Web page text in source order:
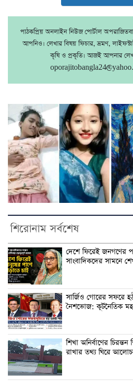
পাঠকপ্রিয় অনলাইন নিউজ পোর্টাল
আপনিও। লেখার বিষয় ফিচার, ভ্রমণ,
কৃষি ও প্রকৃতি। আজই আপনার
শিরোনাম সর্বশেষ
দেশে ফিরেই জনগণের
সাংবাদিকদের সামনে
সার্জিও গোরের সফরে
নৈশভোজ: কূটনৈতিক
শিখা অনির্বাণের
রাখার তথ্য ঘিরে